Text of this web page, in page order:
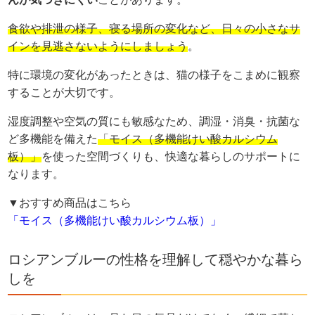
食欲や排泄の様子、寝る場所の変化など、日々の小さなサ
インを見逃さないようにしましょう。
特に環境の変化があったときは、猫の様子をこまめに観察
することが大切です。
湿度調整や空気の質にも敏感なため、調湿・消臭・抗菌な
ど多機能を備えた「モイス（多機能けい酸カルシウム
板）」を使った空間づくりも、快適な暮らしのサポートに
なります。
▼おすすめ商品はこちら
「モイス（多機能けい酸カルシウム板）」
ロシアンブルーの性格を理解して穏やかな暮ら
しを